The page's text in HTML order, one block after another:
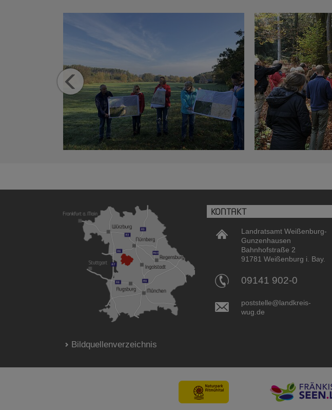
KONTAKT
Landratsamt Weißenburg-
Gunzenhausen
Bahnhofstraße 2
91781 Weißenburg i. Bay.
09141 902-0
poststelle@landkreis-
wug.de
Bildquellenverzeichnis